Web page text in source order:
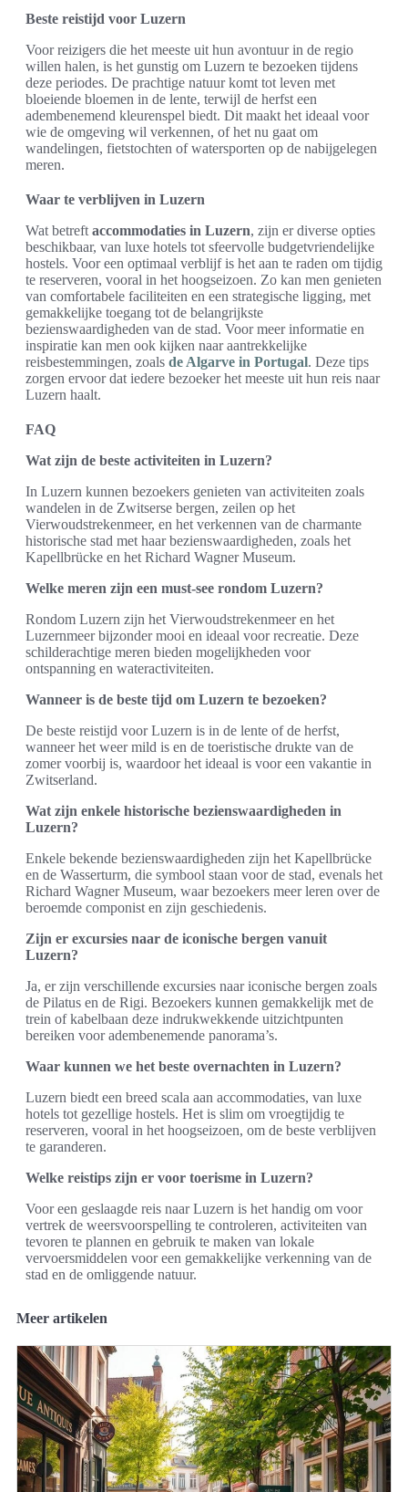
Beste reistijd voor Luzern
Voor reizigers die het meeste uit hun avontuur in de regio
willen halen, is het gunstig om Luzern te bezoeken tijdens
deze periodes. De prachtige natuur komt tot leven met
bloeiende bloemen in de lente, terwijl de herfst een
adembenemend kleurenspel biedt. Dit maakt het ideaal voor
wie de omgeving wil verkennen, of het nu gaat om
wandelingen, fietstochten of watersporten op de nabijgelegen
meren.
Waar te verblijven in Luzern
Wat betreft accommodaties in Luzern, zijn er diverse opties
beschikbaar, van luxe hotels tot sfeervolle budgetvriendelijke
hostels. Voor een optimaal verblijf is het aan te raden om tijdig
te reserveren, vooral in het hoogseizoen. Zo kan men genieten
van comfortabele faciliteiten en een strategische ligging, met
gemakkelijke toegang tot de belangrijkste
bezienswaardigheden van de stad. Voor meer informatie en
inspiratie kan men ook kijken naar aantrekkelijke
reisbestemmingen, zoals de Algarve in Portugal. Deze tips
zorgen ervoor dat iedere bezoeker het meeste uit hun reis naar
Luzern haalt.
FAQ
Wat zijn de beste activiteiten in Luzern?
In Luzern kunnen bezoekers genieten van activiteiten zoals
wandelen in de Zwitserse bergen, zeilen op het
Vierwoudstrekenmeer, en het verkennen van de charmante
historische stad met haar bezienswaardigheden, zoals het
Kapellbrücke en het Richard Wagner Museum.
Welke meren zijn een must-see rondom Luzern?
Rondom Luzern zijn het Vierwoudstrekenmeer en het
Luzernmeer bijzonder mooi en ideaal voor recreatie. Deze
schilderachtige meren bieden mogelijkheden voor
ontspanning en wateractiviteiten.
Wanneer is de beste tijd om Luzern te bezoeken?
De beste reistijd voor Luzern is in de lente of de herfst,
wanneer het weer mild is en de toeristische drukte van de
zomer voorbij is, waardoor het ideaal is voor een vakantie in
Zwitserland.
Wat zijn enkele historische bezienswaardigheden in
Luzern?
Enkele bekende bezienswaardigheden zijn het Kapellbrücke
en de Wasserturm, die symbool staan voor de stad, evenals het
Richard Wagner Museum, waar bezoekers meer leren over de
beroemde componist en zijn geschiedenis.
Zijn er excursies naar de iconische bergen vanuit
Luzern?
Ja, er zijn verschillende excursies naar iconische bergen zoals
de Pilatus en de Rigi. Bezoekers kunnen gemakkelijk met de
trein of kabelbaan deze indrukwekkende uitzichtpunten
bereiken voor adembenemende panorama’s.
Waar kunnen we het beste overnachten in Luzern?
Luzern biedt een breed scala aan accommodaties, van luxe
hotels tot gezellige hostels. Het is slim om vroegtijdig te
reserveren, vooral in het hoogseizoen, om de beste verblijven
te garanderen.
Welke reistips zijn er voor toerisme in Luzern?
Voor een geslaagde reis naar Luzern is het handig om voor
vertrek de weersvoorspelling te controleren, activiteiten van
tevoren te plannen en gebruik te maken van lokale
vervoersmiddelen voor een gemakkelijke verkenning van de
stad en de omliggende natuur.
Meer artikelen